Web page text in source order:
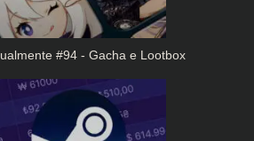
#94 - Gacha e Lootbox